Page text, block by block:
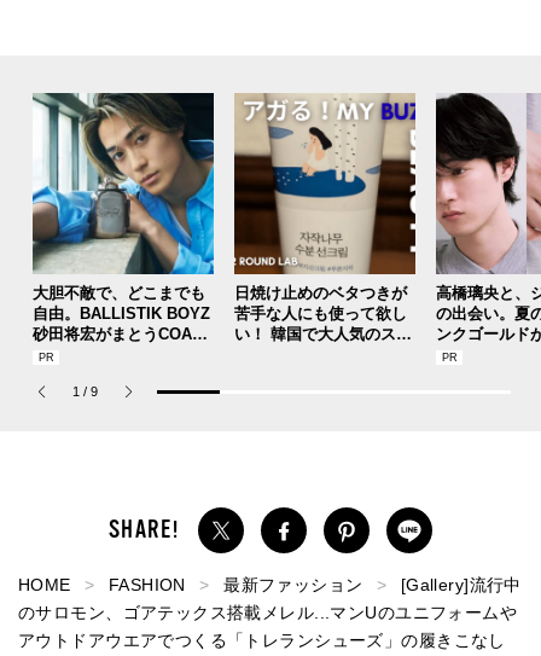
大胆不敵で、どこまでも
自由。BALLISTIK BOYZ
砂田将宏がまとうCOACH
の新作フレグランス「コ
パルファム」
日焼け止めのベタつきが
苦手な人にも使って欲し
い！ 韓国で大人気のスト
高橋璃央と、
の出会い。夏
ンクゴールド
SUMMER
1 / 9
HOME FASHION 最新ファッション
[Gallery]流行中
のサロモン、ゴアテックス搭載メレル...マンUのユニフォームや
アウトドアウエアでつくる「トレランシューズ」の履きこなし